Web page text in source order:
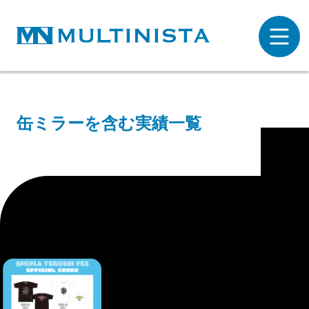
缶ミラーを含む実績一覧